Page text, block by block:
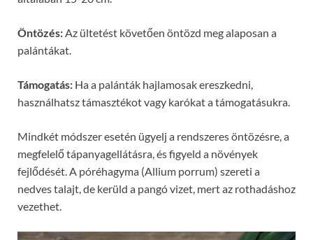
Öntözés: Az ültetést követően öntözd meg alaposan a
palántákat.
Támogatás: Ha a palánták hajlamosak ereszkedni,
használhatsz támasztékot vagy karókat a támogatásukra.
Mindkét módszer esetén ügyelj a rendszeres öntözésre, a
megfelelő tápanyagellátásra, és figyeld a növények
fejlődését. A póréhagyma (Allium porrum) szereti a
nedves talajt, de kerüld a pangó vizet, mert az rothadáshoz
vezethet.